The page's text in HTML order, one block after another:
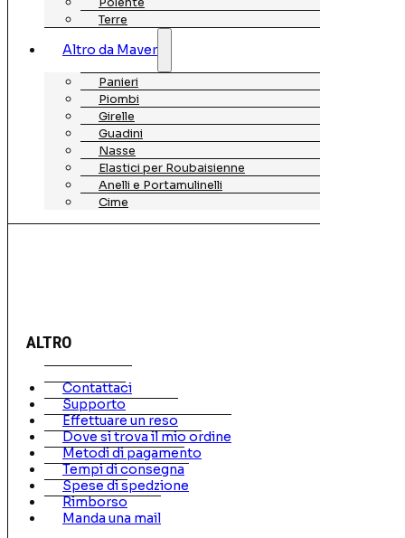
Polente
Terre
Altro da Maver
Panieri
Piombi
Girelle
Guadini
Nasse
Elastici per Roubaisienne
Anelli e Portamulinelli
Cime
ALTRO
Contattaci
Supporto
Effettuare un reso
Dove si trova il mio ordine
Metodi di pagamento
Tempi di consegna
Spese di spedzione
Rimborso
Manda una mail